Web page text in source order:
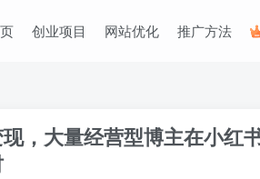
创业项目 网站优化 推广方法
，大量经营型博主在小红